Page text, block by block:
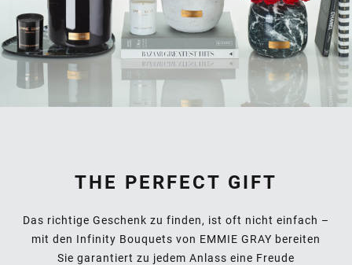
THE PERFECT GIFT
Das richtige Geschenk zu finden, ist oft nicht einfach –
mit den Infinity Bouquets von EMMIE GRAY bereiten
Sie garantiert zu jedem Anlass eine Freude